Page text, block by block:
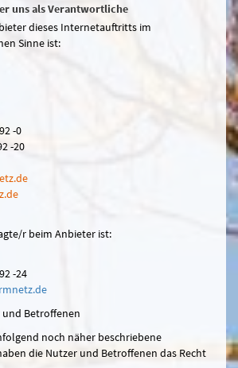
uns als Verantwortliche
dieses Internetauftritts im
Sinne ist:
-0
-20
etz.de
r beim Anbieter ist:
-24
und Betroffenen
noch näher beschriebene
die Nutzer und Betroffenen das Recht